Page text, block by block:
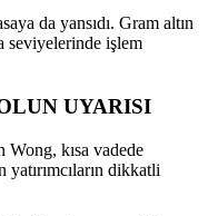
da yansıdı. Gram altın
seviyelerinde işlem
UYARISI
kısa vadede
dikkatli